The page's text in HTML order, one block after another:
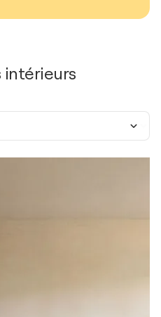
intérieurs